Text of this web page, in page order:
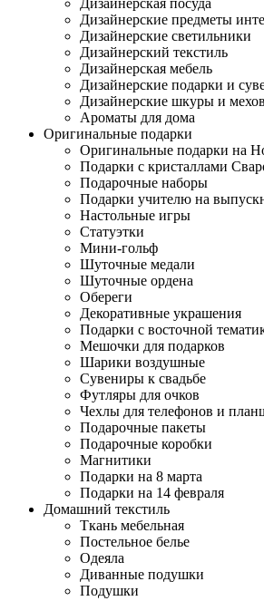
Дизайнерская посуда
Дизайнерские предметы
Дизайнерские светильники
Дизайнерский текстиль
Дизайнерская мебель
Дизайнерские подарки и
Дизайнерские шкуры и
Ароматы для дома
Оригинальные подарки
Оригинальные подарки на
Подарки с кристаллами
Подарочные наборы
Подарки учителю на
Настольные игры
Статуэтки
Мини-гольф
Шуточные медали
Шуточные ордена
Обереги
Декоративные украшения
Подарки с восточной
Мешочки для подарков
Шарики воздушные
Сувениры к свадьбе
Футляры для очков
Чехлы для телефонов и
Подарочные пакеты
Подарочные коробки
Магнитики
Подарки на 8 марта
Подарки на 14 февраля
Домашний текстиль
Ткань мебельная
Постельное белье
Одеяла
Диванные подушки
Подушки